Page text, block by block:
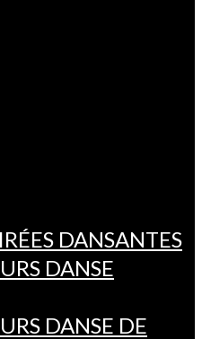
DANSANTES
DANSE
DANSE DE